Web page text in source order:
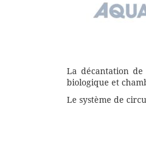
La décantation
biologique et
Le système de